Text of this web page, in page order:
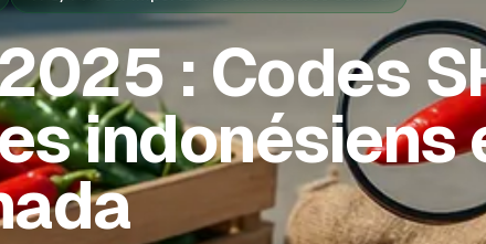
: Codes
indonésiens